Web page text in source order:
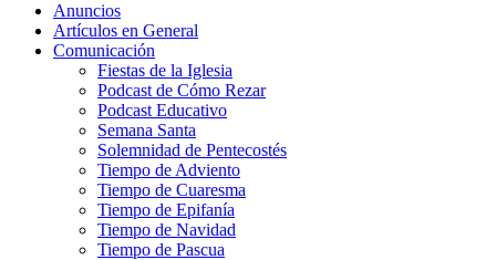
Anuncios
Artículos en General
Comunicación
Fiestas de la Iglesia
Podcast de Cómo Rezar
Podcast Educativo
Semana Santa
Solemnidad de Pentecostés
Tiempo de Adviento
Tiempo de Cuaresma
Tiempo de Epifanía
Tiempo de Navidad
Tiempo de Pascua